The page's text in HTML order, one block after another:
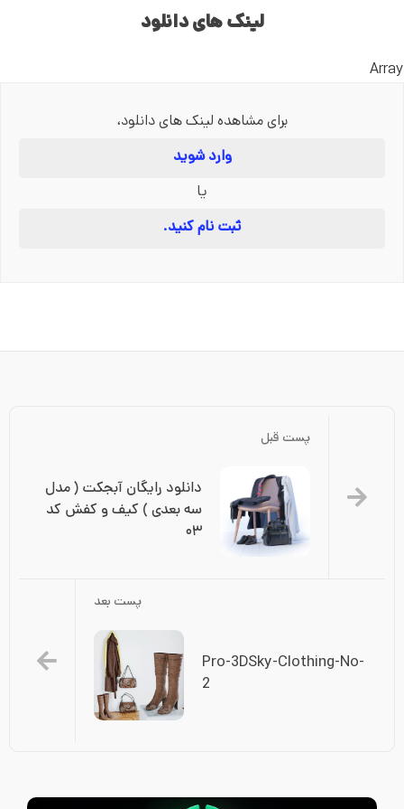
لینک های دانلود
Array
برای مشاهده لینک های دانلود،
وارد شوید
یا
ثبت نام کنید.
پست قبل
۰۳
پست بعد
Pro-3DSky-Clothing-No-
2